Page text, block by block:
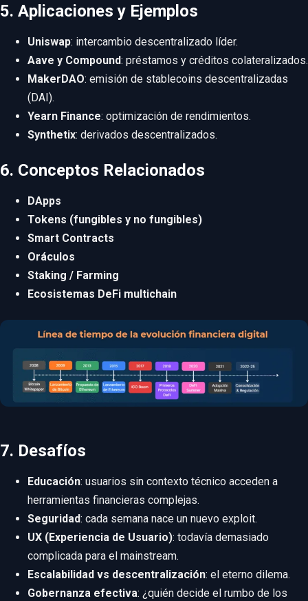
5. Aplicaciones y Ejemplos
Uniswap: intercambio descentralizado líder.
Aave y Compound: préstamos y créditos colateralizados.
MakerDAO: emisión de stablecoins descentralizadas
(DAI).
Yearn Finance: optimización de rendimientos.
Synthetix: derivados descentralizados.
6. Conceptos Relacionados
DApps
Tokens (fungibles y no fungibles)
Smart Contracts
Oráculos
Staking / Farming
Ecosistemas DeFi multichain
7. Desafíos
Educación: usuarios sin contexto técnico acceden a
herramientas financieras complejas.
Seguridad: cada semana nace un nuevo exploit.
UX (Experiencia de Usuario): todavía demasiado
complicada para el mainstream.
Escalabilidad vs descentralización: el eterno dilema.
Gobernanza efectiva: ¿quién decide el rumbo de los